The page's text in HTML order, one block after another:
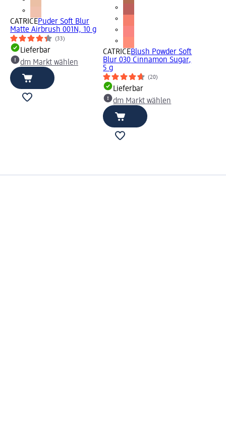
CATRICEPuder Soft Blur
Matte Airbrush 001N, 10 g
(33)
Lieferbar
dm Markt wählen
CATRICEBlush Powder Soft
Blur 030 Cinnamon Sugar,
5 g
(20)
Lieferbar
dm Markt wählen